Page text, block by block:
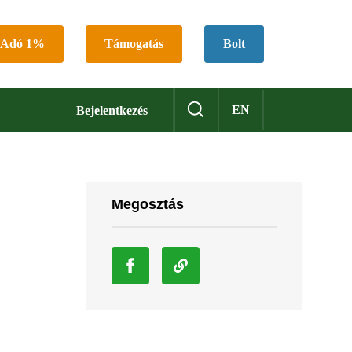
Adó 1% Támogatás Bolt
Bejelentkezés EN
Megosztás